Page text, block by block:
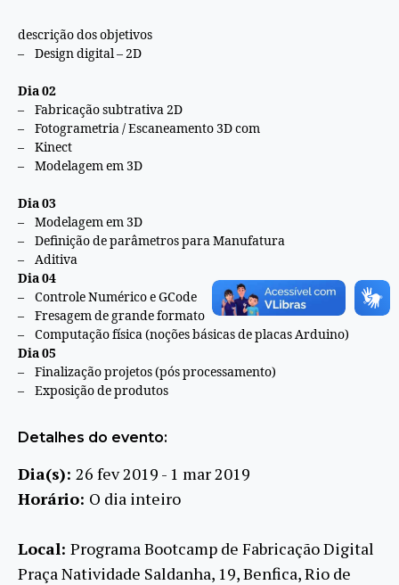
descrição dos objetivos
– Design digital – 2D
Dia 02
– Fabricação subtrativa 2D
– Fotogrametria / Escaneamento 3D com
– Kinect
– Modelagem em 3D
Dia 03
– Modelagem em 3D
– Definição de parâmetros para Manufatura
– Aditiva
Dia 04
– Controle Numérico e GCode
– Fresagem de grande formato
– Computação física (noções básicas de placas Arduino)
Dia 05
– Finalização projetos (pós processamento)
– Exposição de produtos
Detalhes do evento:
Dia(s): 26 fev 2019 - 1 mar 2019
Horário: O dia inteiro
Local: Programa Bootcamp de Fabricação Digital
Praça Natividade Saldanha, 19, Benfica, Rio de